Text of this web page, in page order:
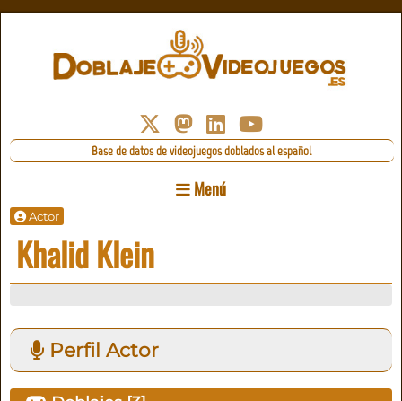
Base de datos de videojuegos doblados al español
Menú
Actor
Khalid Klein
Perfil Actor